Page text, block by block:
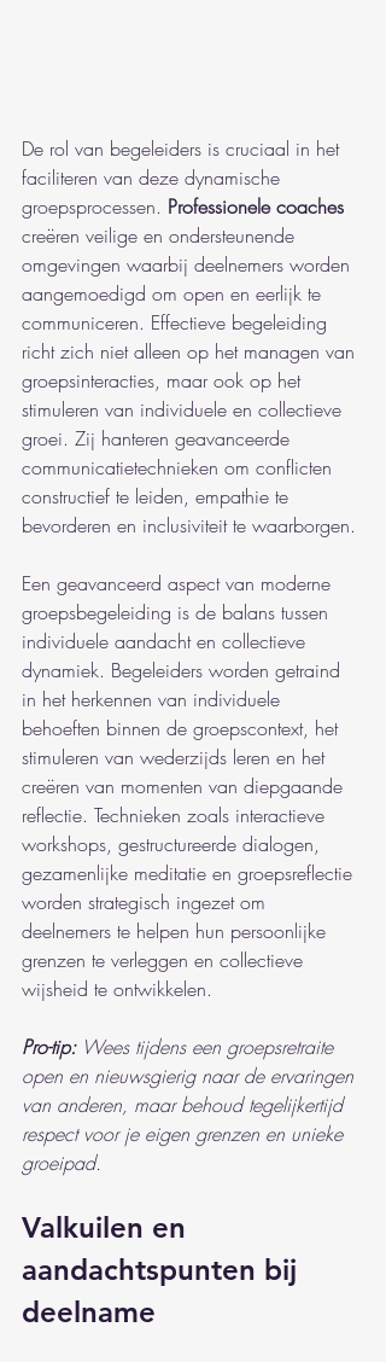
De rol van begeleiders is cruciaal in het
faciliteren van deze dynamische
groepsprocessen. Professionele coaches
creëren veilige en ondersteunende
omgevingen waarbij deelnemers worden
aangemoedigd om open en eerlijk te
communiceren. Effectieve begeleiding
richt zich niet alleen op het managen van
groepsinteracties, maar ook op het
stimuleren van individuele en collectieve
groei. Zij hanteren geavanceerde
communicatietechnieken om conflicten
constructief te leiden, empathie te
bevorderen en inclusiviteit te waarborgen.
Een geavanceerd aspect van moderne
groepsbegeleiding is de balans tussen
individuele aandacht en collectieve
dynamiek. Begeleiders worden getraind
in het herkennen van individuele
behoeften binnen de groepscontext, het
stimuleren van wederzijds leren en het
creëren van momenten van diepgaande
reflectie. Technieken zoals interactieve
workshops, gestructureerde dialogen,
gezamenlijke meditatie en groepsreflectie
worden strategisch ingezet om
deelnemers te helpen hun persoonlijke
grenzen te verleggen en collectieve
wijsheid te ontwikkelen.
Pro-tip: Wees tijdens een groepsretraite
open en nieuwsgierig naar de ervaringen
van anderen, maar behoud tegelijkertijd
respect voor je eigen grenzen en unieke
groeipad.
Valkuilen en
aandachtspunten bij
deelname